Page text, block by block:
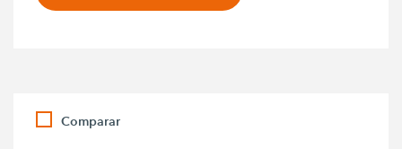
Comparar